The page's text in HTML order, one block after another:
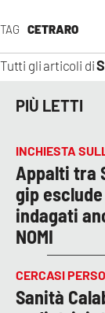
TAG CETRARO
Tutti gli articoli di
PIÙ LETTI
INCHIESTA
Appalti tra
gip
indagati
NOMI
CERCASI
Sanità